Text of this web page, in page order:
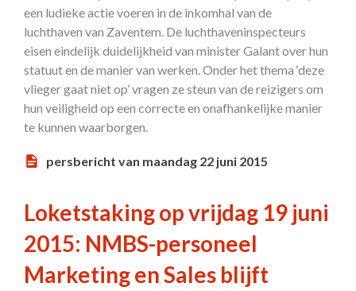
een ludieke actie voeren in de inkomhal van de
luchthaven van Zaventem. De luchthaveninspecteurs
eisen eindelijk duidelijkheid van minister Galant over hun
statuut en de manier van werken. Onder het thema ‘deze
vlieger gaat niet op’ vragen ze steun van de reizigers om
hun veiligheid op een correcte en onafhankelijke manier
te kunnen waarborgen.
persbericht van maandag 22 juni 2015
Loketstaking op vrijdag 19 juni
2015: NMBS-personeel
Marketing en Sales blijft